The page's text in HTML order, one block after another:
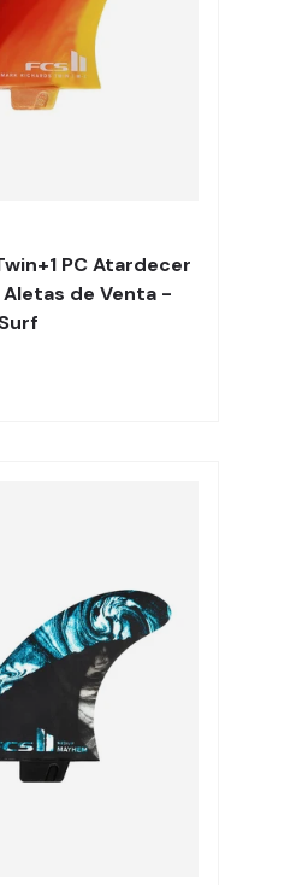
PC Atardecer
de Venta -